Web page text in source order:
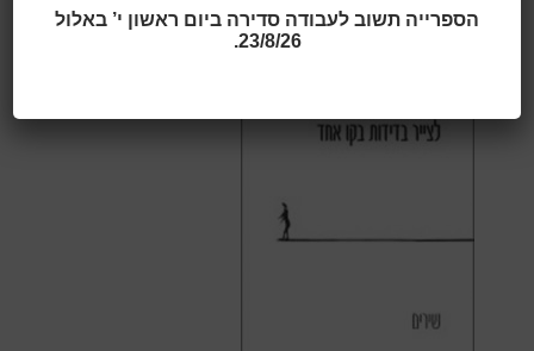
תמונת ספר:
הספרייה תשוב לעבודה סדירה ביום ראשון י’ באלול
23/8/26.